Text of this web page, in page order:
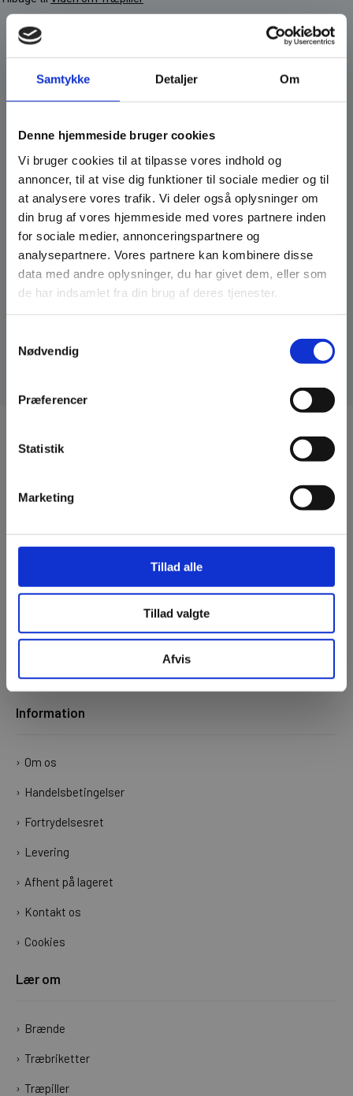
Samtykke Detaljer Om
Denne hjemmeside bruger cookies
Vi bruger cookies til at tilpasse vores indhold og
annoncer, til at vise dig funktioner til sociale medier og til
at analysere vores trafik. Vi deler også oplysninger om
din brug af vores hjemmeside med vores partnere inden
for sociale medier, annonceringspartnere og
analysepartnere. Vores partnere kan kombinere disse
data med andre oplysninger, du har givet dem, eller som
de har indsamlet fra din brug af deres tjenester.
Nødvendig
Præferencer
Statistik
Marketing
Tillad alle
Tillad valgte
Afvis
Nyhedsbrev
Få de seneste nyheder fra Bio-Brændsel Danmark. Nyhedsbrevet
sendes gratis ud elektronisk, og du kan altid afmelde igen via
nyhedsbrevet. Når du tilmelder dig accepterer du vores
privatlivspolitik
Tilmeld dig
CVR: 25811968
32 13 33 73
info@dalmosebraende.dk
Information
Om os
Handelsbetingelser
Fortrydelsesret
Levering
Afhent på lageret
Kontakt os
Cookies
Lær om
Brænde
Træbriketter
Træpiller